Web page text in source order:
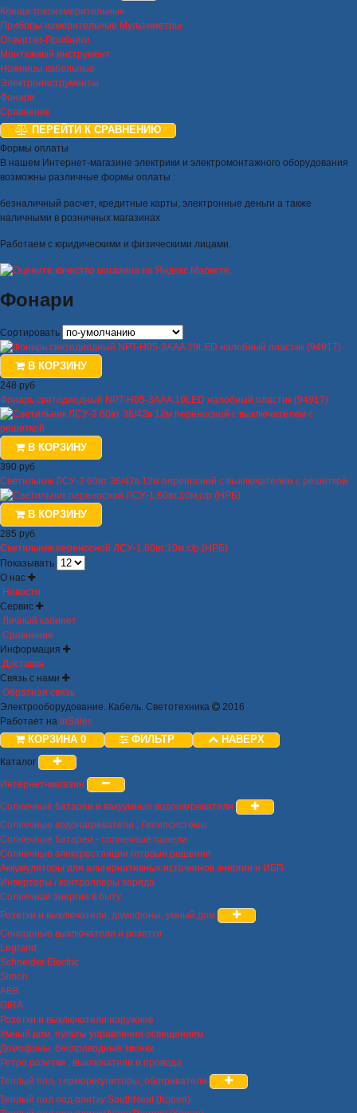
Клещи токоизмерительные
Приборы измерительные Мультиметры
Отвертки-Пробники
Монтажный инструмент
Ножницы кабельные
Электроинструменты
Фонари
Сравнение
ПЕРЕЙТИ К СРАВНЕНИЮ
Формы оплаты
В нашем Интернет-магазине электрики и электромонтажного оборудования
возможны различные формы оплаты :
безналичный расчет, кредитные карты, электронные деньги а также
наличными в розничных магазинах
Работаем с юридическими и физическими лицами.
Фонари
Сортировать
В КОРЗИНУ
248 руб
Фонарь светодиодный NPT-H05-3AAA 19LED налобный пластик (94917)
В КОРЗИНУ
390 руб
Светильник ЛСУ-2 60вт 36/42в 12м переносной с выключателем с решеткой
В КОРЗИНУ
285 руб
Светильник переносной ЛСУ-1,60вт,10м,с/р (НРБ)
Показывать
О нас
Новости
Сервис
Личный кабинет
Сравнение
Информация
Доставка
Связь с нами
Обратная связь
Электрооборудование. Кабель. Светотехника
2016
Работает на InSales
КОРЗИНА 0 ФИЛЬТР НАВЕРХ
Каталог
Интернет-магазин
Солнечные батареи и вакуумные водонагреватели
Солнечные водонагреватели , Гелиосистемы
Солнечные батареи - солнечные панели
Солнечные электростанции готовые решения
Аккумуляторы для альтернативных источников энергии и ИБП
Инверторы / контроллеры заряда
Солнечная энергия в быту
Розетки и выключатели, домофоны, умный дом
Сенсорные выключатели и розетки
Legrand
Schneider Electric
Simon
ABB
GIRA
Розетки и выключатели наружние
Умный дом, пульты управления освещением
Домофоны, беспроводные звонки
Ретро розетки , выключатели и провода
Теплый пол, терморегуляторы, обогреватели
Теплый пол под плитку SouthHeat (Корея)